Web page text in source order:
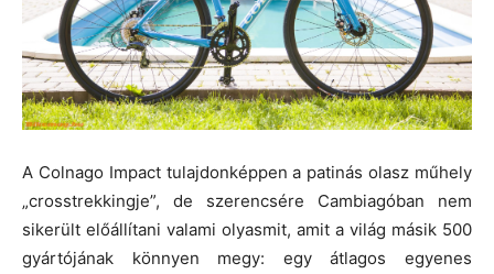
A Colnago Impact tulajdonképpen a patinás olasz műhely
„crosstrekkingje”, de szerencsére Cambiagóban nem
sikerült előállítani valami olyasmit, amit a világ másik 500
gyártójának könnyen megy: egy átlagos egyenes